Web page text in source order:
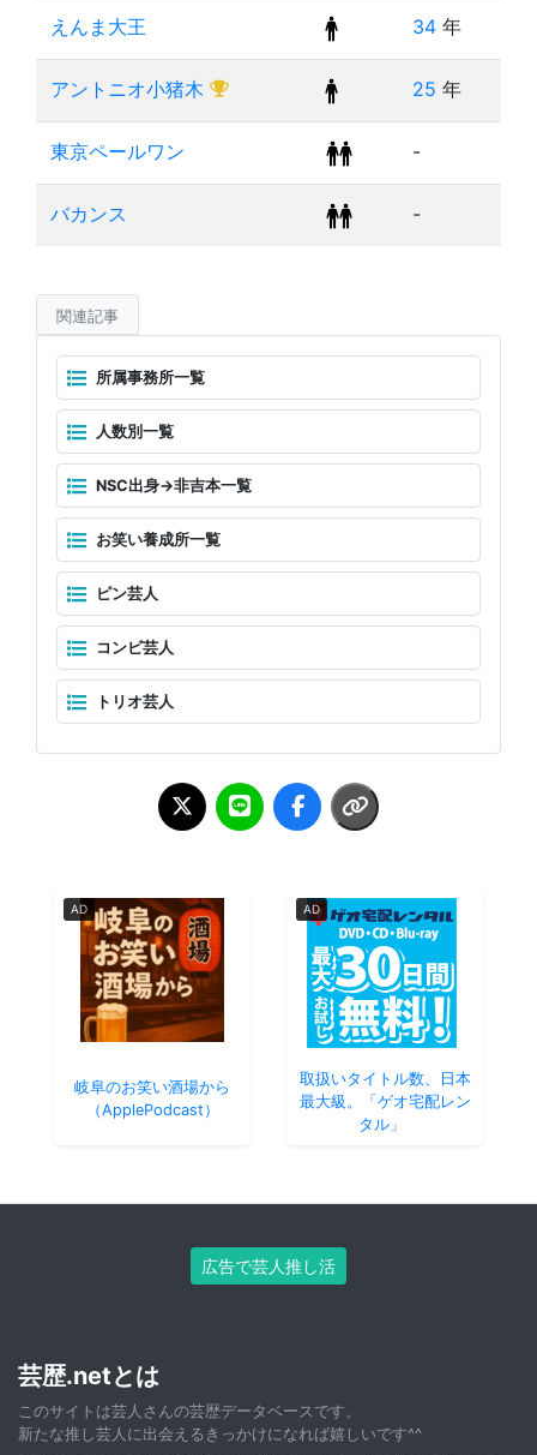
えんま大王 34 年
アントニオ小猪木 25 年
東京ペールワン -
バカンス -
関連記事
所属事務所一覧
人数別一覧
NSC出身→非吉本一覧
お笑い養成所一覧
ピン芸人
コンビ芸人
トリオ芸人
AD
岐阜のお笑い酒場から
（ApplePodcast）
AD
取扱いタイトル数、日本
最大級。「ゲオ宅配レン
タル」
広告で芸人推し活
芸歴.netとは
このサイトは芸人さんの芸歴データベースです。
新たな推し芸人に出会えるきっかけになれば嬉しいです^^